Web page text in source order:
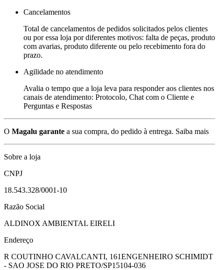
Cancelamentos
Total de cancelamentos de pedidos solicitados pelos clientes
ou por essa loja por diferentes motivos: falta de peças, produto
com avarias, produto diferente ou pelo recebimento fora do
prazo.
Agilidade no atendimento
Avalia o tempo que a loja leva para responder aos clientes nos
canais de atendimento: Protocolo, Chat com o Cliente e
Perguntas e Respostas
O Magalu garante a sua compra, do pedido à entrega. Saiba mais
Sobre a loja
CNPJ
18.543.328/0001-10
Razão Social
ALDINOX AMBIENTAL EIRELI
Endereço
R COUTINHO CAVALCANTI, 161ENGENHEIRO SCHIMIDT
- SAO JOSE DO RIO PRETO/SP15104-036